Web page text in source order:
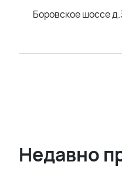
Боровское шоссе
Недавно